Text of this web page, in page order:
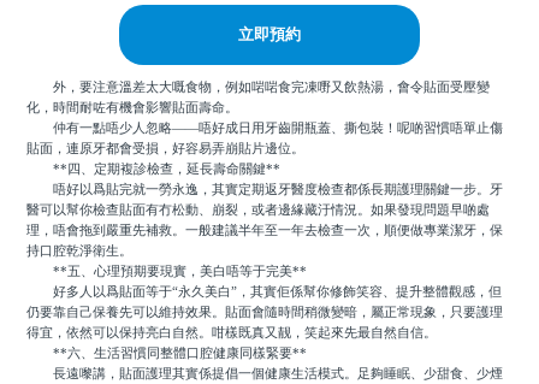
立即預約
外，要注意溫差太大嘅食物，例如啱啱食完凍嘢又飲熱湯，會令貼面受壓變
化，時間耐咗有機會影響貼面壽命。
仲有一點唔少人忽略——唔好成日用牙齒開瓶蓋、撕包裝！呢啲習慣唔單止傷
貼面，連原牙都會受損，好容易弄崩貼片邊位。
**四、定期複診檢查，延長壽命關鍵**
唔好以爲貼完就一勞永逸，其實定期返牙醫度檢查都係長期護理關鍵一步。牙
醫可以幫你檢查貼面有冇松動、崩裂，或者邊緣藏汙情況。如果發現問題早啲處
理，唔會拖到嚴重先補救。一般建議半年至一年去檢查一次，順便做專業潔牙，保
持口腔乾淨衛生。
**五、心理預期要現實，美白唔等于完美**
好多人以爲貼面等于“永久美白”，其實佢係幫你修飾笑容、提升整體觀感，但
仍要靠自己保養先可以維持效果。貼面會隨時間稍微變暗，屬正常現象，只要護理
得宜，依然可以保持亮白自然。咁樣既真又靓，笑起來先最自然自信。
**六、生活習慣同整體口腔健康同樣緊要**
長遠嚟講，貼面護理其實係提倡一個健康生活模式。足夠睡眠、少甜食、少煙